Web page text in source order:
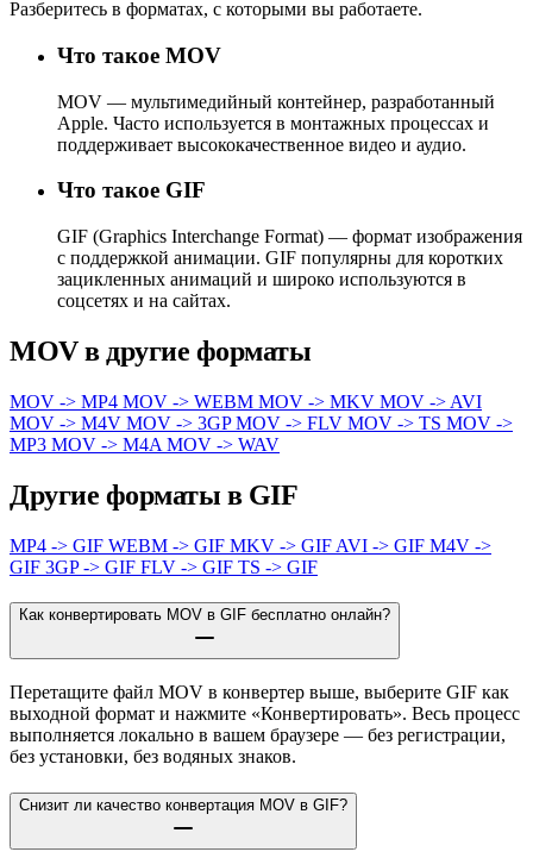
Разберитесь в форматах, с которыми вы работаете.
Что такое MOV
MOV — мультимедийный контейнер, разработанный
Apple. Часто используется в монтажных процессах и
поддерживает высококачественное видео и аудио.
Что такое GIF
GIF (Graphics Interchange Format) — формат изображения
с поддержкой анимации. GIF популярны для коротких
зацикленных анимаций и широко используются в
соцсетях и на сайтах.
MOV в другие форматы
MOV -> MP4 MOV -> WEBM MOV -> MKV MOV -> AVI
MOV -> M4V MOV -> 3GPMOV -> FLV MOV -> TS MOV ->
MP3 MOV -> M4A MOV -> WAV
Другие форматы в GIF
MP4 -> GIF WEBM -> GIF MKV -> GIF AVI -> GIF M4V ->
GIF 3GP -> GIF FLV -> GIF TS -> GIF
Как конвертировать MOV в GIF бесплатно онлайн?
Перетащите файл MOV в конвертер выше, выберите GIF как
выходной формат и нажмите «Конвертировать». Весь процесс
выполняется локально в вашем браузере — без регистрации,
без установки, без водяных знаков.
Снизит ли качество конвертация MOV в GIF?